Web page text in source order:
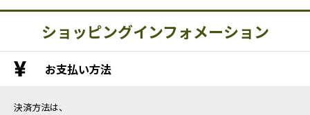
ショッピングインフォメーション
お支払い方法
決済方法は、